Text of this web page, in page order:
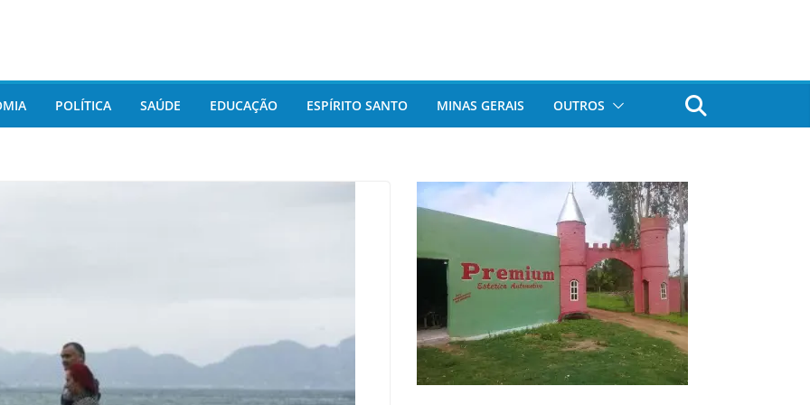
POLÍTICA SAÚDE EDUCAÇÃO ESPÍRITO SANTO MINAS GERAIS OUTROS